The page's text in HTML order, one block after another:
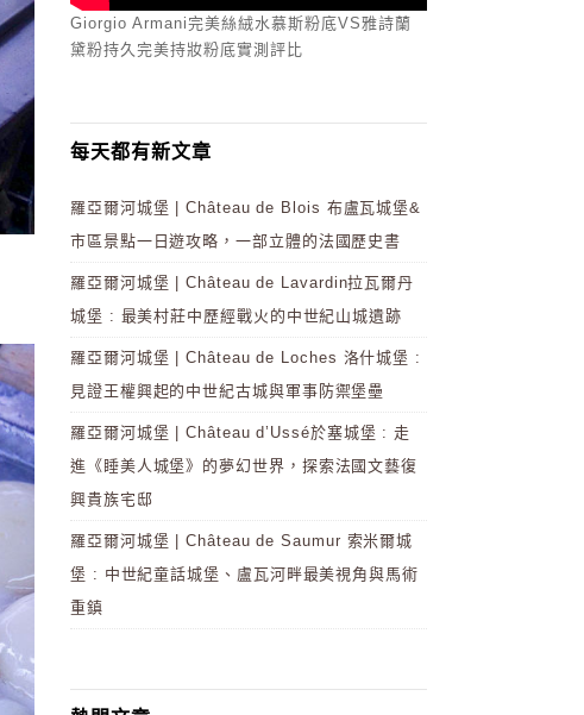
Giorgio Armani完美絲絨水慕斯粉底VS雅詩蘭
黛粉持久完美持妝粉底實測評比
每天都有新文章
羅亞爾河城堡 | Château de Blois 布盧瓦城堡&
市區景點一日遊攻略，一部立體的法國歷史書
羅亞爾河城堡 | Château de Lavardin拉瓦爾丹
城堡 : 最美村莊中歷經戰火的中世紀山城遺跡
羅亞爾河城堡 | Château de Loches 洛什城堡 :
見證王權興起的中世紀古城與軍事防禦堡壘
羅亞爾河城堡 | Château d’Ussé於塞城堡 : 走
進《睡美人城堡》的夢幻世界，探索法國文藝復
興貴族宅邸
羅亞爾河城堡 | Château de Saumur 索米爾城
堡 : 中世紀童話城堡、盧瓦河畔最美視角與馬術
重鎮